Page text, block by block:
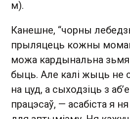
м).
Канешне, “чорны
прыляцець кожны
можа кардынальна
быць. Але калі жыць не
на цуд, а сыходзіць з
працэсаў, — асабіста я